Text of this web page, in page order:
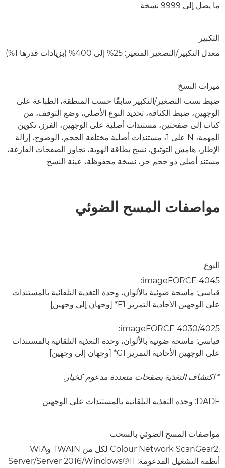
ما يصل إلى 9999 نسخة
التكبير
معدل التكبير/التصغير المتغير: 25% إلى 400% (بزيادات قدرها 1%)
ميزات النسخ
ضبط نسب التصغير/التكبير سابقًا حسب المنطقة، الطباعة على
الوجهين، ضبط الكثافة، تحديد النوع الأصلي، وضع التوقف، من
كتاب إلى صفحتين، مستندات أصلية على الوجهين، الفرز، تكوين
المهمة، N على 1، مستندات أصلية مختلفة الحجم، الوضوح، إزالة
الإطار، هامش التوثيق، نسخ بطاقة الهوية، تجاوز الصفحات الفارغة،
مستند أصلي ذو حجم حر، نسخة محفوظة، عينة النسخ
مواصفات المسح الضوئي
النوع
imageFORCE 4045:
قياسي: ماسحة ضوئية بالألوان، وحدة التغذية التلقائية بالمستندات
على الوجهين الأحادية التمرير F1* [وجهان إلى وجهين]
imageFORCE 4030/4025:
قياسي: ماسحة ضوئية بالألوان، وحدة التغذية التلقائية بالمستندات
على الوجهين الأحادية التمرير G1* [وجهان إلى وجهين]
* اكتشاف التغذية بصفحات متعددة مدعوم كخيار.
DADF: وحدة التغذية التلقائية بالمستندات على الوجهين
مواصفات المسح الضوئي بالسحب
Colour Network ScanGear2.‎ لكل من TWAIN وWIA
أنظمة التشغيل المدعومة: Windows®11‏/Server 2016‏/Server